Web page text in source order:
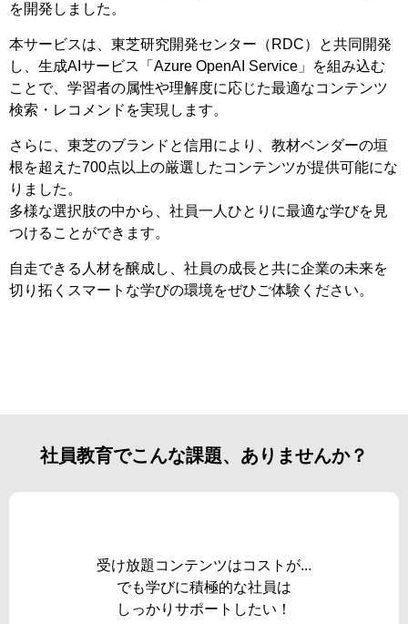
を開発しました。
本サービスは、東芝研究開発センター（RDC）と共同開発
し、生成AIサービス「Azure OpenAI Service」を組み込む
ことで、学習者の属性や理解度に応じた最適なコンテンツ
検索・レコメンドを実現します。
さらに、東芝のブランドと信用により、教材ベンダーの垣
根を超えた700点以上の厳選したコンテンツが提供可能にな
りました。
多様な選択肢の中から、社員一人ひとりに最適な学びを見
つけることができます。
自走できる人材を醸成し、社員の成長と共に企業の未来を
切り拓くスマートな学びの環境をぜひご体験ください。
社員教育でこんな課題、ありませんか？
受け放題コンテンツはコストが...
でも学びに積極的な社員は
しっかりサポートしたい！